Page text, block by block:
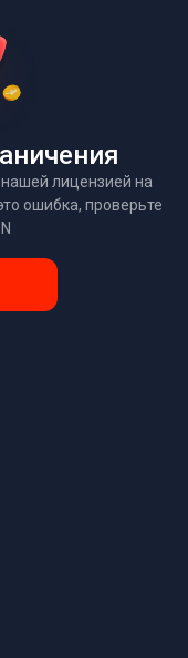
лицензией на
ошибка, проверьте